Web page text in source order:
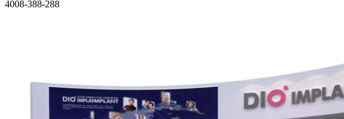
4008-388-288